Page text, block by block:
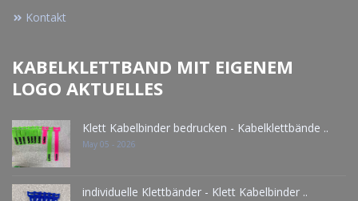
Kontakt
KABELKLETTBAND MIT EIGENEM
LOGO AKTUELLES
Klett Kabelbinder bedrucken - Kabelklettbände ..
May 05 - 2026
individuelle Klettbänder - Klett Kabelbinder ..